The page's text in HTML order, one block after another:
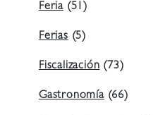
Feria (51)
Ferias (5)
Fiscalización (73)
Gastronomía(66)